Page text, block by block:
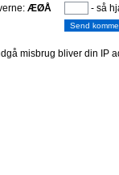
ÆØÅ - så
misbrug bliver din IP